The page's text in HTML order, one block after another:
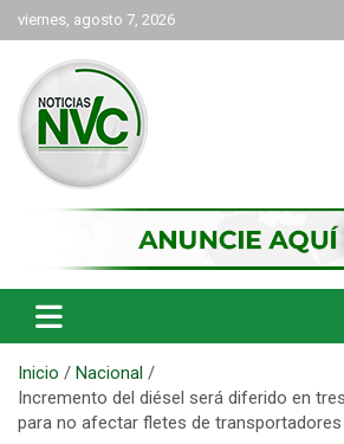
Saltar
al
contenido
viernes, agosto 7, 2026
NVC Noticias
Inicio
Nacional
Incremento del diésel será diferido en
para no afectar fletes de transportadores